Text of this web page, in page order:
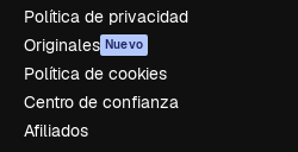
Política de privacidad
Originales Nuevo
Política de cookies
Centro de confianza
Afiliados